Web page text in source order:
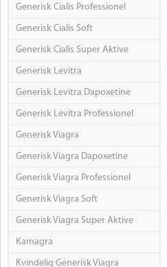
Generisk Cialis Professionel
Generisk Cialis Soft
Generisk Cialis Super Aktive
Generisk Levitra
Generisk Levitra Dapoxetine
Generisk Levitra Professionel
Generisk Viagra
Generisk Viagra Dapoxetine
Generisk Viagra Professionel
Generisk Viagra Soft
Generisk Viagra Super Aktive
Kamagra
Kvindelig Generisk Viagra